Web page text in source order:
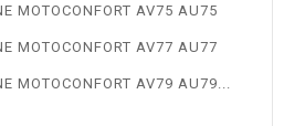
MOTOCONFORT AV75 AU75
MOTOCONFORT AV77 AU77
MOTOCONFORT AV79 AU79...